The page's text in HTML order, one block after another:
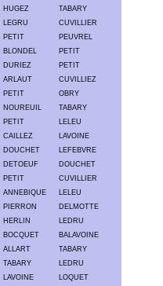
HUGEZ
TABARY
LEGRU
CUVILLIER
PETIT
PEUVREL
BLONDEL
PETIT
DURIEZ
PETIT
ARLAUT
CUVILLIEZ
PETIT
OBRY
NOUREUIL
TABARY
PETIT
LELEU
CAILLEZ
LAVOINE
DOUCHET
LEFEBVRE
DETOEUF
DOUCHET
PETIT
CUVILLIER
ANNEBIQUE
LELEU
PIERRON
DELMOTTE
HERLIN
LEDRU
BOCQUET
BALAVOINE
ALLART
TABARY
TABARY
LEDRU
LAVOINE LOQUET